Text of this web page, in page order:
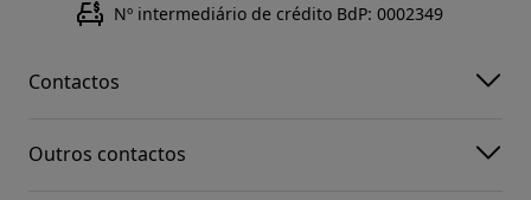
Nº intermediário de crédito BdP: 0002349
Contactos
Outros contactos